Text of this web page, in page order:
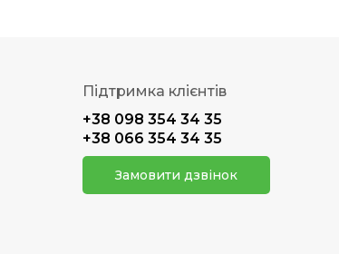
Підтримка клієнтів
+38 098 354 34 35
+38 066 354 34 35
Замовити дзвінок